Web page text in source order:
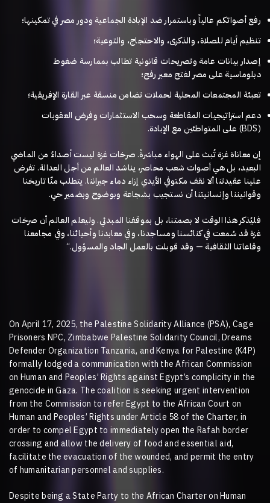
رفع أصواتكم عالياً وباستمرار ضد الإبادة الجماعية ودور مصر في تمكينها؛
تنظيم أيام للصلاة، والذكرى، والاحتجاج، والتوعية؛
إصدار بيانات عامة وتصريحات قانونية تطالب بممارسة ضغوط
دبلوماسية على مصر لفتح معبر رفح؛
تعبئة المجتمعات المحلية لحملات تضامن منسقة عبر القارة الإفريقية؛
دعم استراتيجيات المقاطعة وسحب الاستثمارات وفرض العقوبات
(BDS)
على المتواطئين مع الإبادة.
إن معاناة غزة تُبث على الهواء مباشرةً. صرخات غزة ليست أصداءً من الماضي
البعيد، بل هي أصوات شعب محاصر، يناشد العالم من أجل العدالة. تفرض
علينا عقيدتنا ألا نقف مكتوفي الأيدي إزاء دماء جيراننا. يتطلب منّا تاريخنا
وقوانيننا وإنسانيتنا أن نستجيب بشجاعة وبوضوح وبضمير حي.
فليُذكر هذا الوقت لا بصمتنا، بل بموقفنا المبدئي. وليعلم العالم أن صرخات
غزة قد سُمعت في كنائسنا ومساجدنا، وفي معابدنا وأحيائنا، وفي مجامعنا
وقاعاتنا الثقافية — وقد قوبلت بالعمل الجاد والمسؤول.“
On April 17, 2025, the Palestine Solidarity Alliance (PSA), Cage
Prisoners NPC, Zimbabwe Palestine Solidarity Council, Dreams
Defender Organization Tanzania, and Kenya for Palestine (K4P)
formally lodged a communication with the African Commission
on Human and Peoples’ Rights against Egypt’s complicity in the
genocide in Gaza. The coalition is seeking urgent intervention
from the Commission to refer Egypt to the African Court on
Human and Peoples’ Rights under Article 58 of the Charter, in
order to compel Egypt to immediately open the Rafah border
crossing and allow the delivery of food and essential aid,
facilitate the evacuation of the wounded, and permit the entry
of humanitarian personnel and supplies.
Despite being a State Party to the African Charter on Human